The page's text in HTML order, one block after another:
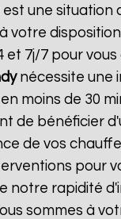
une
votre
7j/7 pour
nécessite une
moins de 30
de bénéficier
de vos
pour
rapidité
sommes à